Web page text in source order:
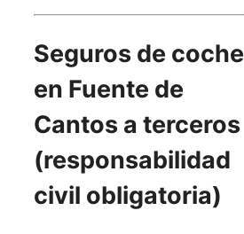
Seguros de coche
en Fuente de
Cantos a terceros
(responsabilidad
civil obligatoria)